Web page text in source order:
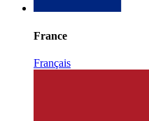
France
Français